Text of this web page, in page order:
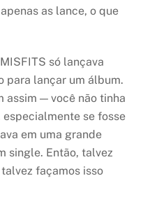
as lance, o que
só lançava
para lançar um álbum.
assim — você não tinha
se fosse
em uma grande
single. Então, talvez
façamos isso